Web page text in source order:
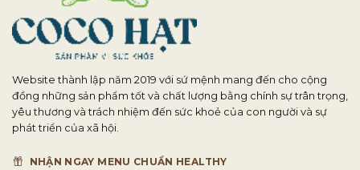
Website thành lập năm 2019 với sứ mệnh mang đến cho cộng
đồng những sản phẩm tốt và chất lượng bằng chính sự trân trọng,
yêu thương và trách nhiệm đến sức khoẻ của con người và sự
phát triển của xã hội.
NHẬN NGAY MENU CHUẨN HEALTHY